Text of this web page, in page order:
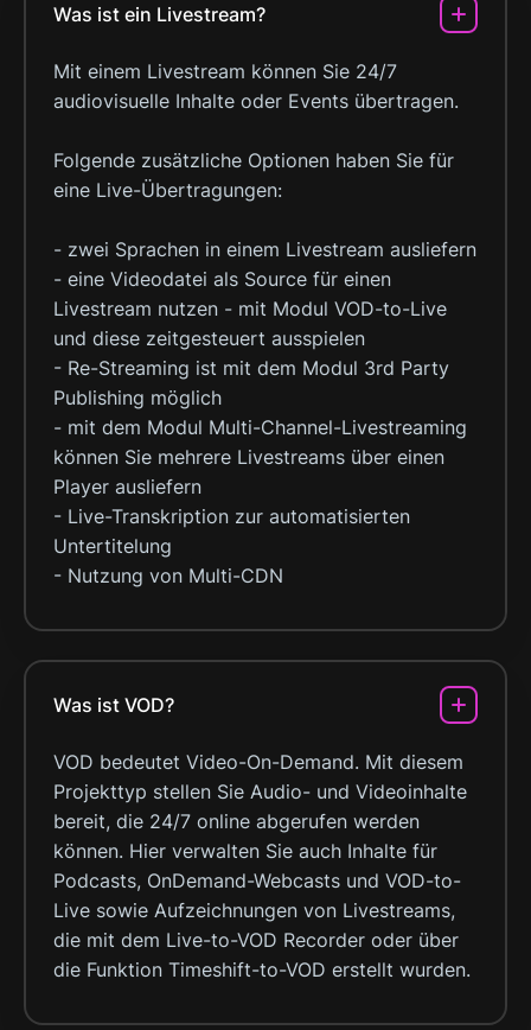
Was ist ein Livestream?
Mit einem Livestream können Sie 24/7
audiovisuelle Inhalte oder Events übertragen.
Folgende zusätzliche Optionen haben Sie für
eine Live-Übertragungen:
- zwei Sprachen in einem Livestream ausliefern
- eine Videodatei als Source für einen
Livestream nutzen - mit Modul VOD-to-Live
und diese zeitgesteuert ausspielen
- Re-Streaming ist mit dem Modul 3rd Party
Publishing möglich
- mit dem Modul Multi-Channel-Livestreaming
können Sie mehrere Livestreams über einen
Player ausliefern
- Live-Transkription zur automatisierten
Untertitelung
- Nutzung von Multi-CDN
Was ist VOD?
VOD bedeutet Video-On-Demand. Mit diesem
Projekttyp stellen Sie Audio- und Videoinhalte
bereit, die 24/7 online abgerufen werden
können. Hier verwalten Sie auch Inhalte für
Podcasts, OnDemand-Webcasts und VOD-to-
Live sowie Aufzeichnungen von Livestreams,
die mit dem Live-to-VOD Recorder oder über
die Funktion Timeshift-to-VOD erstellt wurden.